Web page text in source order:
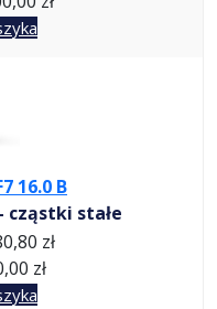
16.0 B
cząstki stałe
zł
zł